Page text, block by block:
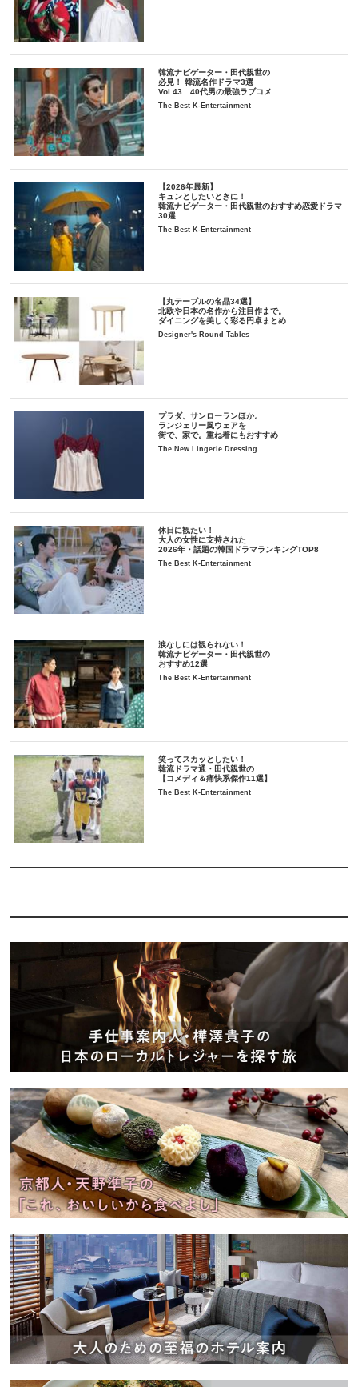
韓流ナビゲーター・田代親世の
必見！ 韓流名作ドラマ3選
Vol.43 40代男の最強ラブコメ
The Best K-Entertainment
【2026年最新】
キュンとしたいときに！
韓流ナビゲーター・田代親世のおすすめ恋愛ドラマ
30選
The Best K-Entertainment
【丸テーブルの名品34選】
北欧や日本の名作から注目作まで。
ダイニングを美しく彩る円卓まとめ
Designer's Round Tables
プラダ、サンローランほか。
ランジェリー風ウェアを
街で、家で。重ね着にもおすすめ
The New Lingerie Dressing
休日に観たい！
大人の女性に支持された
2026年・話題の韓国ドラマランキングTOP8
The Best K-Entertainment
涙なしには観られない！
韓流ナビゲーター・田代親世の
おすすめ12選
The Best K-Entertainment
笑ってスカッとしたい！
韓流ドラマ通・田代親世の
【コメディ＆痛快系傑作11選】
The Best K-Entertainment